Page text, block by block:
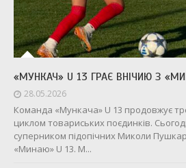
«МУНКАЧ» U 13 ГРАЄ ВНІЧИЮ З
28.05.2026
Команда «Мункача» U 13 продовжує
циклом товариських поєдинків.
суперником підопічних Миколи
«Минаю» U 13. М...